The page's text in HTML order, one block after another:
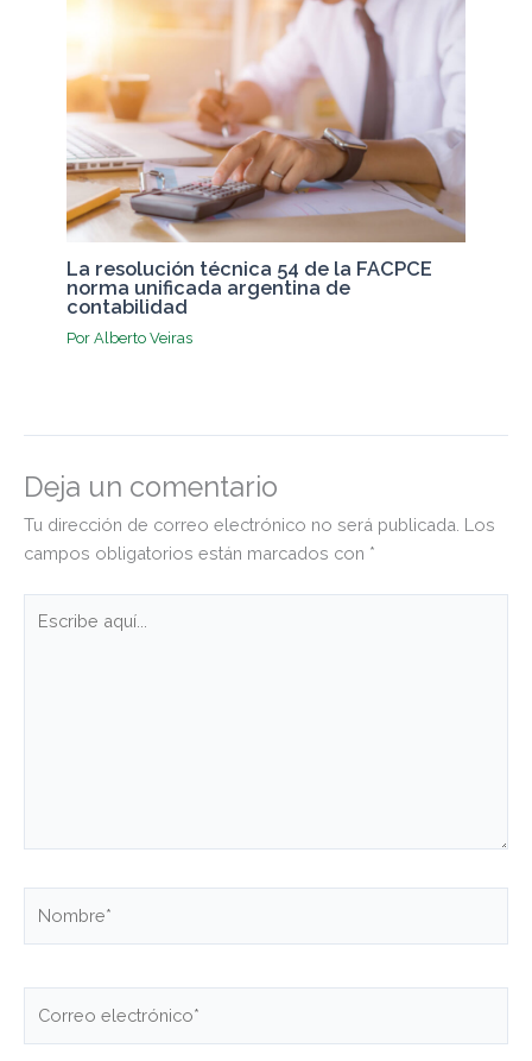
La resolución técnica 54 de la FACPCE
norma unificada argentina de
contabilidad
PorAlberto Veiras
Deja un comentario
Tu dirección de correo electrónico no será publicada. Los
campos obligatorios están marcados con *
electrónico*